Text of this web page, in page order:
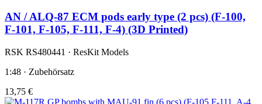
AN / ALQ-87 ECM pods early type (2 pcs) (F-100,
F-101, F-105, F-111, F-4) (3D Printed)
RSK RS480441 · ResKit Models
1:48 · Zubehörsatz
13,75 €